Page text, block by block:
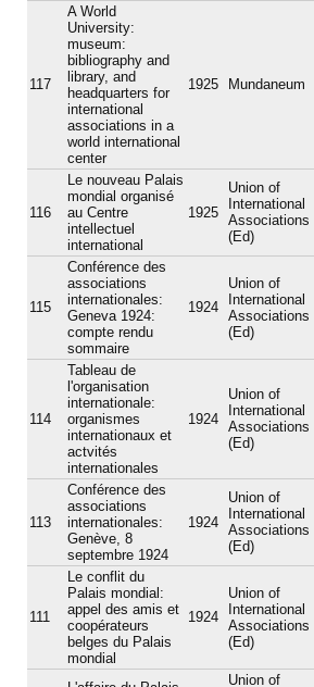
117
A World
University:
museum:
bibliography and
library, and
headquarters for
international
associations in a
world international
center
1925 Mundaneum
116
Le nouveau Palais
mondial organisé
au Centre
intellectuel
international
1925
Union of
International
Associations
(Ed)
115
Conférence des
associations
internationales:
Geneva 1924:
compte rendu
sommaire
1924
Union of
International
Associations
(Ed)
114
Tableau de
l'organisation
internationale:
organismes
internationaux et
actvités
internationales
1924
Union of
International
Associations
(Ed)
113
Conférence des
associations
internationales:
Genève, 8
septembre 1924
1924
Union of
International
Associations
(Ed)
111
Le conflit du
Palais mondial:
appel des amis et
coopérateurs
belges du Palais
mondial
1924
Union of
International
Associations
(Ed)
Union of